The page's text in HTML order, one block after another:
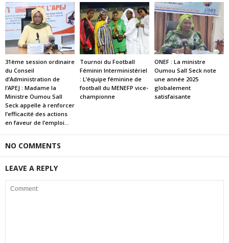
31ème session ordinaire
du Conseil
d’Administration de
l’APEJ : Madame la
Ministre Oumou Sall
Seck appelle à renforcer
l’efficacité des actions
en faveur de l’emploi...
Tournoi du Football
Féminin Interministériel
: L’équipe féminine de
football du MENEFP vice-
championne
ONEF : La ministre
Oumou Sall Seck note
une année 2025
globalement
satisfaisante
NO COMMENTS
LEAVE A REPLY